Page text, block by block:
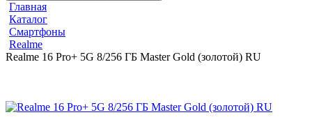
Главная
Каталог
Смартфоны
Realme
Realme 16 Pro+ 5G 8/256 ГБ Master Gold (золотой) RU